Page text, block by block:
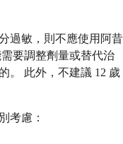
過敏，則不應使用阿昔
要調整劑量或替代治
。 此外，不建議 12 歲
考慮：